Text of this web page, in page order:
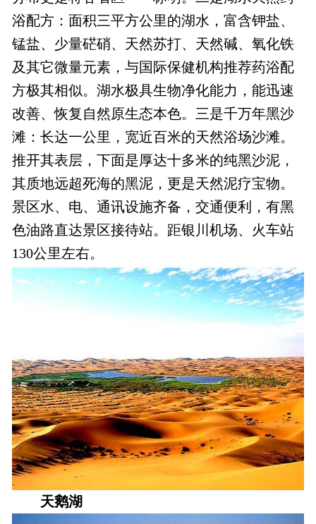
浴配方：面积三平方公里的湖水，富含钾盐、
锰盐、少量硭硝、天然苏打、天然碱、氧化铁
及其它微量元素，与国际保健机构推荐药浴配
方极其相似。湖水极具生物净化能力，能迅速
改善、恢复自然原生态本色。三是千万年黑沙
滩：长达一公里，宽近百米的天然浴场沙滩。
推开其表层，下面是厚达十多米的纯黑沙泥，
其质地远超死海的黑泥，更是天然泥疗宝物。
景区水、电、通讯设施齐备，交通便利，有黑
色油路直达景区接待站。距银川机场、火车站
130公里左右。
天鹅湖